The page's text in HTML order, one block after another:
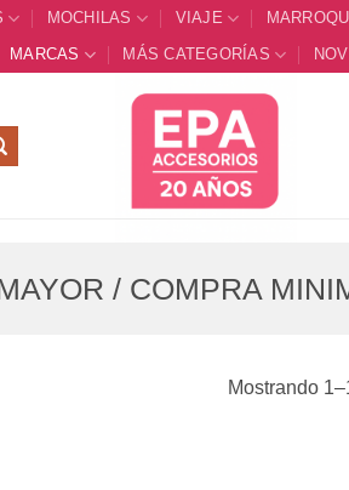
MOCHILAS VIAJE
MARCAS
MÁS CATEGORÍAS
/ COMPRA
Mostrando